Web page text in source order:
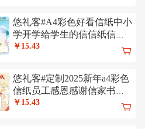
悠礼客#A4彩色好看信纸中小
学开学给学生的信信纸信封
可定制打印
￥15.43
悠礼客#定制2025新年a4彩色
信纸员工感恩感谢信家书信
笺#蛇年信纸
￥15.43